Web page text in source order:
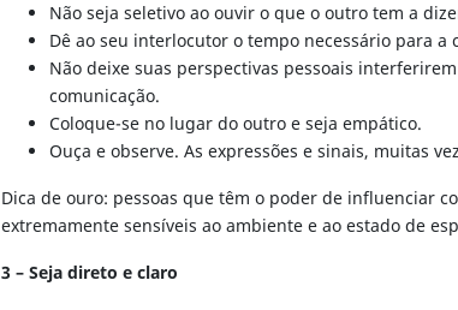
Não seja seletivo ao ouvir o que o outro tem a
Dê ao seu interlocutor o tempo necessário para a
Não deixe suas perspectivas pessoais
comunicação.
Coloque-se no lugar do outro e seja empático.
Ouça e observe. As expressões e sinais, muitas
Dica de ouro: pessoas que têm o poder de influenciar
extremamente sensíveis ao ambiente e ao estado de
3 – Seja direto e claro